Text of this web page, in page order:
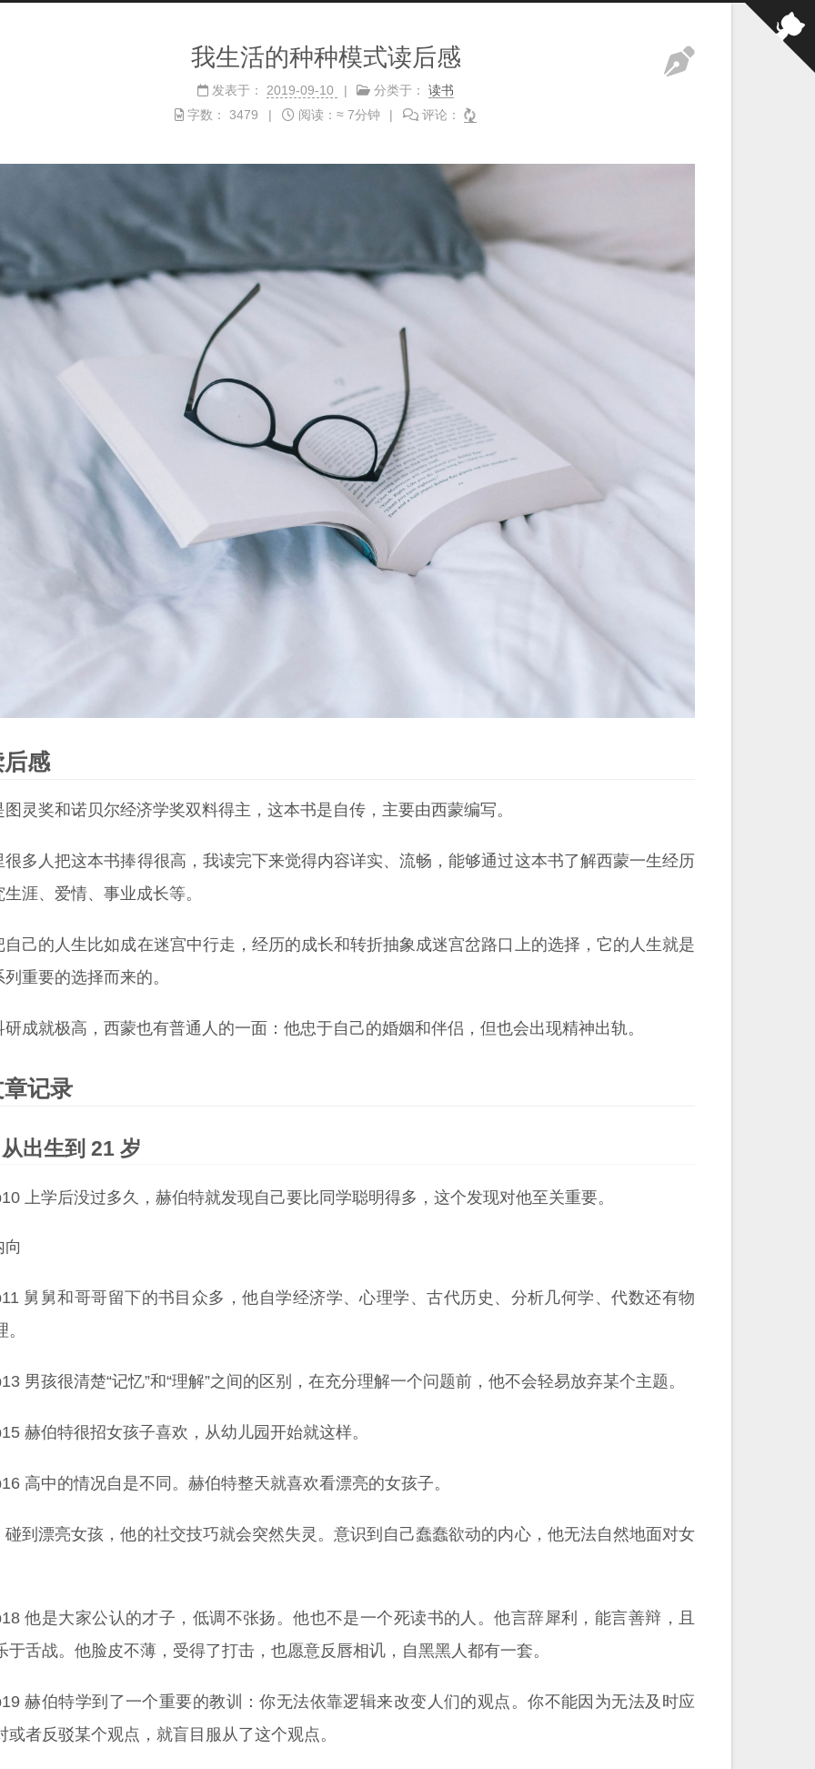
我生活的种种模式读后感
发表于： 2019-09-10 分类于：读书
字数：
3479 阅读：≈ 7分钟 评论：
感
图灵奖和诺贝尔经济学奖双料得主，这本书是自传，主要由西蒙编写。
很多人把这本书捧得很高，我读完下来觉得内容详实、流畅，能够通过这本书了解西蒙一生经历
涯、爱情、事业成长等。
自己的人生比如成在迷宫中行走，经历的成长和转折抽象成迷宫岔路口上的选择，它的人生就是
重要的选择而来的。
研成就极高，西蒙也有普通人的一面：他忠于自己的婚姻和伴侣，但也会出现精神出轨。
记录
从出生到 21 岁
上学后没过多久，赫伯特就发现自己要比同学聪明得多，这个发现对他至关重要。
向
舅舅和哥哥留下的书目众多，他自学经济学、心理学、古代历史、分析几何学、代数还有物
。
男孩很清楚“记忆”和“理解”之间的区别，在充分理解一个问题前，他不会轻易放弃某个主题。
赫伯特很招女孩子喜欢，从幼儿园开始就这样。
高中的情况自是不同。赫伯特整天就喜欢看漂亮的女孩子。
碰到漂亮女孩，他的社交技巧就会突然失灵。意识到自己蠢蠢欲动的内心，他无法自然地面对女
他是大家公认的才子，低调不张扬。他也不是一个死读书的人。他言辞犀利，能言善辩，且
于舌战。他脸皮不薄，受得了打击，也愿意反唇相讥，自黑黑人都有一套。
赫伯特学到了一个重要的教训：你无法依靠逻辑来改变人们的观点。你不能因为无法及时应
或者反驳某个观点，就盲目服从了这个观点。